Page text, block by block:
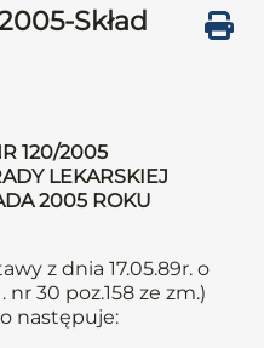
Skład
120/2005
LEKARSKIEJ
2005 ROKU
z dnia 17.05.89r. o
30 poz.158 ze zm.)
następuje: